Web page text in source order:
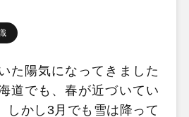
た陽気になってきました
道でも、春が近づいてい
しかし3月でも雪は降って